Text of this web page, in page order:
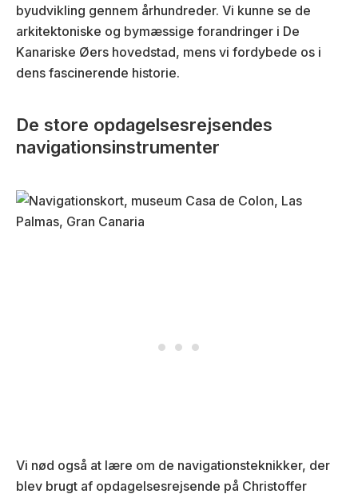
byudvikling gennem århundreder. Vi kunne se de
arkitektoniske og bymæssige forandringer i De
Kanariske Øers hovedstad, mens vi fordybede os i
dens fascinerende historie.
De store opdagelsesrejsendes
navigationsinstrumenter
Vi nød også at lære om de navigationsteknikker, der
blev brugt af opdagelsesrejsende på Christoffer